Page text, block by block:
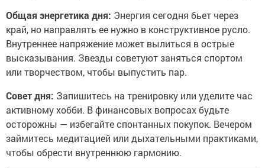
Общая энергетика дня: Энергия сегодня бьет через
край, но направлять ее нужно в конструктивное русло.
Внутреннее напряжение может вылиться в острые
высказывания. Звезды советуют заняться спортом
или творчеством, чтобы выпустить пар.
Совет дня: Запишитесь на тренировку или уделите час
активному хобби. В финансовых вопросах будьте
осторожны — избегайте спонтанных покупок. Вечером
займитесь медитацией или дыхательными практиками,
чтобы обрести внутреннюю гармонию.